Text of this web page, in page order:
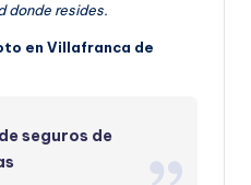
donde resides.
en Villafranca de
seguros de